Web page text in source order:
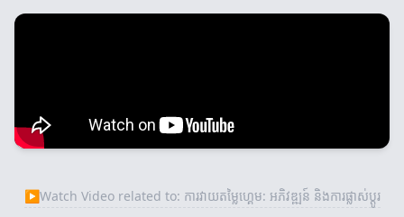
▶Watch Video related to: ការវាយតម្លៃហ្គេម: អភិវឌ្ឍន៍ និងការផ្លាស់ប្តូរ